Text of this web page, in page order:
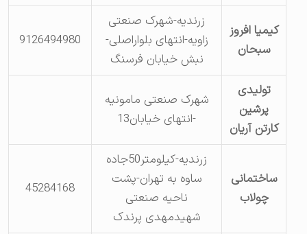
کیمیا افروز
سبحان
زرندیه-شهرک صنعتی
زاویه-انتهای بلواراصلی-
نبش خیابان فرسنگ
9126494980
تولیدی
پرشین
کارتن آریان
شهرک صنعتی مامونیه
-انتهای خیابان13
ساختمانی
چولاب
زرندیه-کیلومتر50جاده
ساوه به تهران-پشت
ناحیه صنعتی
شهیدمهدی پرندک
45284168